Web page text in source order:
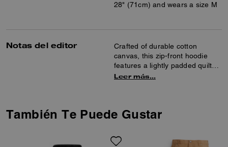
28" (71cm) and wears a size M
Notas del editor
Crafted of durable cotton
canvas, this zip-front hoodie
features a lightly padded quilted
lining for added warmth.
with our leather patch for a
Leer más…
También Te Puede Gustar